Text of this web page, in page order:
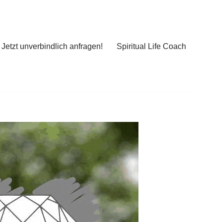
Jetzt unverbindlich anfragen! Spiritual Life Coach
Jetzt unverbindlich anfragen!